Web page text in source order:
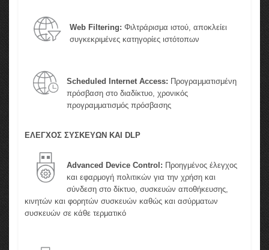
Web Filtering: Φιλτράρισμα ιστού, αποκλείει
συγκεκριμένες κατηγορίες ιστότοπων
Scheduled Internet Access: Προγραμματισμένη
πρόσβαση στο διαδίκτυο, χρονικός
προγραμματισμός πρόσβασης
ΕΛΕΓΧΟΣ ΣΥΣΚΕΥΩΝ ΚΑΙ DLP
Advanced Device Control: Προηγμένος έλεγχος
και εφαρμογή πολιτικών για την χρήση και
σύνδεση στο δίκτυο, συσκευών αποθήκευσης,
κινητών και φορητών συσκευών καθώς και ασύρματων
συσκευών σε κάθε τερματικό